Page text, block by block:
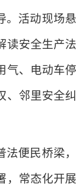
活动现场
安全生产
、电动车
邻里安全
便民桥梁
常态化开